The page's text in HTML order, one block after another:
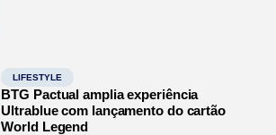
LIFESTYLE
BTG Pactual amplia experiência
Ultrablue com lançamento do cartão
World Legend